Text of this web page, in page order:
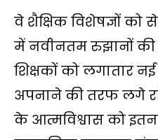
वे शैक्षिक विशेषज्ञों
में नवीनतम रुझानों
शिक्षकों को लगातार नई
अपनाने की तरफ लगे
के आत्मविश्वास को